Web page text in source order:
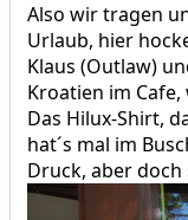
Also wir tragen
Urlaub, hier
Klaus (Outlaw)
Kroatien im Cafe,
Das Hilux-Shirt,
hat´s mal im
Druck, aber